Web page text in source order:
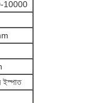
10000
ইস্পাত